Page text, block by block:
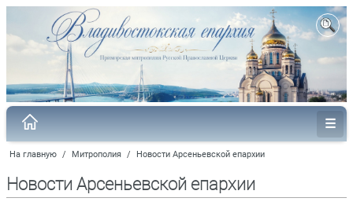
На главную / Митрополия / Новости Арсеньевской епархии
Новости Арсеньевской епархии